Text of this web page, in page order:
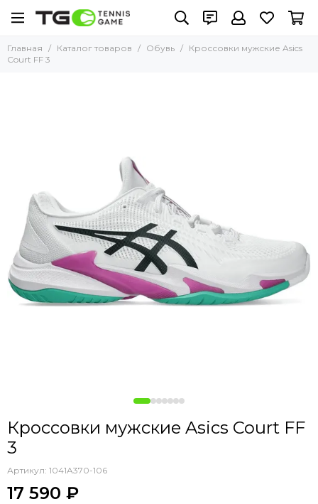
Главная Каталог товаров Обувь
Кроссовки мужские Asics
Court FF 3
Кроссовки мужские Asics Court FF
3
Артикул: 1041A370-106
17 590 ₽